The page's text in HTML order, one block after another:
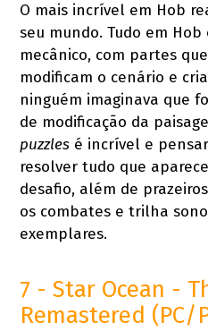
O mais incrível em Hob
seu mundo. Tudo em
mecânico, com partes
modificam o cenário e
ninguém imaginava que
de modificação da
puzzles é incrível e
resolver tudo que
desafio, além de
os combates e trilha
exemplares.
7 - Star Ocean -
Remastered (PC/